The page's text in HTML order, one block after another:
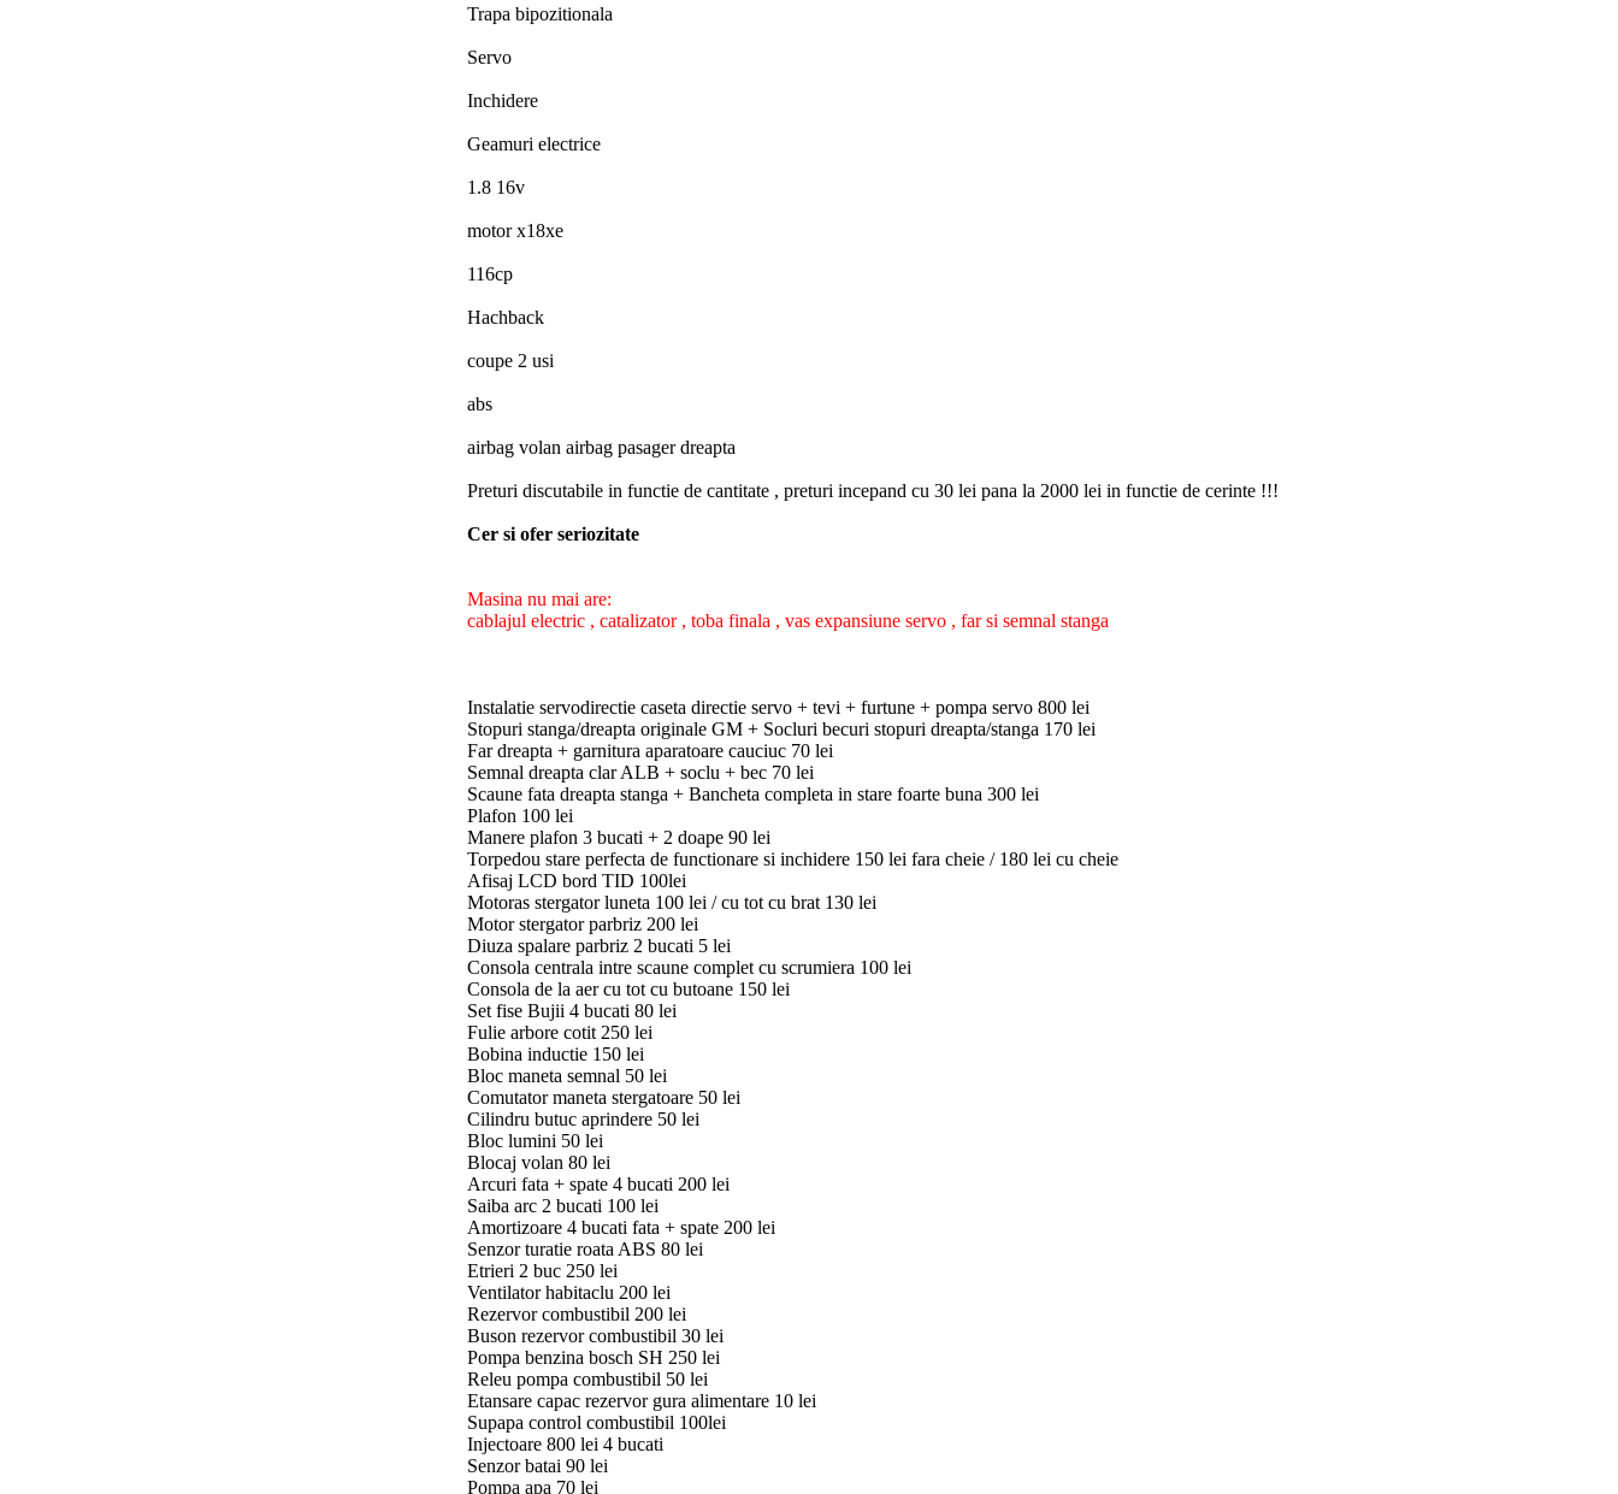
Trapa bipozitionala
Servo
Inchidere
Geamuri electrice
1.8 16v
motor x18xe
116cp
Hachback
coupe 2 usi
abs
airbag volan airbag pasager dreapta
Preturi discutabile in functie de cantitate , preturi incepand cu 30 lei pana la 2000 lei in functie de cerinte !!!
Cer si ofer seriozitate
Masina nu mai are:
cablajul electric , catalizator , toba finala , vas expansiune servo , far si semnal stanga
Instalatie servodirectie caseta directie servo + tevi + furtune + pompa servo 800 lei
Stopuri stanga/dreapta originale GM + Socluri becuri stopuri dreapta/stanga 170 lei
Far dreapta + garnitura aparatoare cauciuc 70 lei
Semnal dreapta clar ALB + soclu + bec 70 lei
Scaune fata dreapta stanga + Bancheta completa in stare foarte buna 300 lei
Plafon 100 lei
Manere plafon 3 bucati + 2 doape 90 lei
Torpedou stare perfecta de functionare si inchidere 150 lei fara cheie / 180 lei cu cheie
Afisaj LCD bord TID 100lei
Motoras stergator luneta 100 lei / cu tot cu brat 130 lei
Motor stergator parbriz 200 lei
Diuza spalare parbriz 2 bucati 5 lei
Consola centrala intre scaune complet cu scrumiera 100 lei
Consola de la aer cu tot cu butoane 150 lei
Set fise Bujii 4 bucati 80 lei
Fulie arbore cotit 250 lei
Bobina inductie 150 lei
Bloc maneta semnal 50 lei
Comutator maneta stergatoare 50 lei
Cilindru butuc aprindere 50 lei
Bloc lumini 50 lei
Blocaj volan 80 lei
Arcuri fata + spate 4 bucati 200 lei
Saiba arc 2 bucati 100 lei
Amortizoare 4 bucati fata + spate 200 lei
Senzor turatie roata ABS 80 lei
Etrieri 2 buc 250 lei
Ventilator habitaclu 200 lei
Rezervor combustibil 200 lei
Buson rezervor combustibil 30 lei
Pompa benzina bosch SH 250 lei
Releu pompa combustibil 50 lei
Etansare capac rezervor gura alimentare 10 lei
Supapa control combustibil 100lei
Injectoare 800 lei 4 bucati
Senzor batai 90 lei
Pompa apa 70 lei